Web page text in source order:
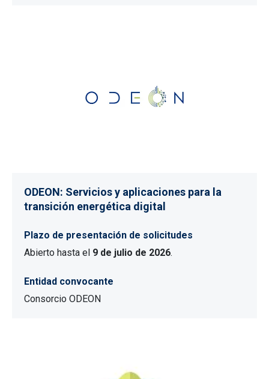
ODEON: Servicios y aplicaciones para la
transición energética digital
Plazo de presentación de solicitudes
Abierto hasta el 9 de julio de 2026.
Entidad convocante
Consorcio ODEON